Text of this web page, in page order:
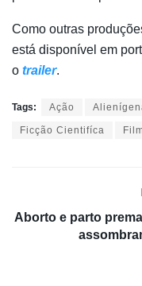
Como outras
está disponível em
o trailer.
Tags: Ação
Ficção Cientifíca
Aborto e parto